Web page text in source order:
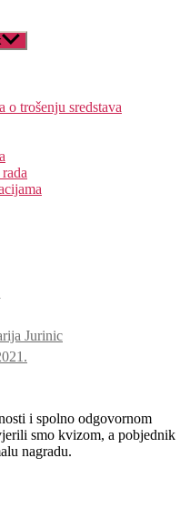
o trošenju sredstava
Jurinic
i spolno odgovornom
smo kvizom, a pobjednik
nagradu.